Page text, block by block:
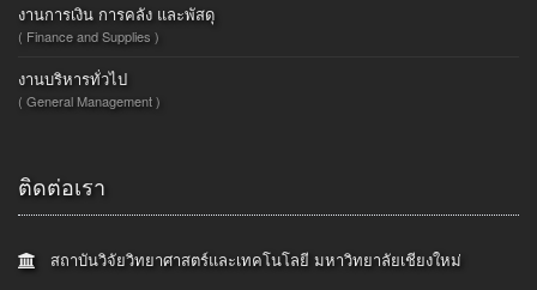
งานการเงิน การคลัง และพัสดุ
( Finance and Supplies )
งานบริหารทั่วไป
( General Management )
ติดต่อเรา
สถาบันวิจัยวิทยาศาสตร์และเทคโนโลยี มหาวิทยาลัยเชียงใหม่